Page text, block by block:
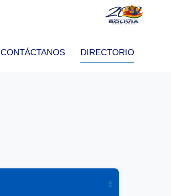
CONTÁCTANOS DIRECTORIO